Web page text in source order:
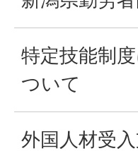
特定技能制
ついて
外国人材受